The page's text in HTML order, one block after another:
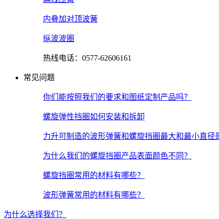
内叠加对顶波簧
纵波波圈
热线电话：0577-62606161
常见问题
你们能按照我们的要求和图纸定制产品吗？
螺旋弹性挡圈如何安装和拆卸
力升可制造的波形弹簧和螺旋挡圈最大和最小直径
为什么我们的螺旋挡圈产品表面颜色不同？
螺旋挡圈常用的材料有哪些？
波形弹簧常用的材料有哪些？
为什么选择我们？